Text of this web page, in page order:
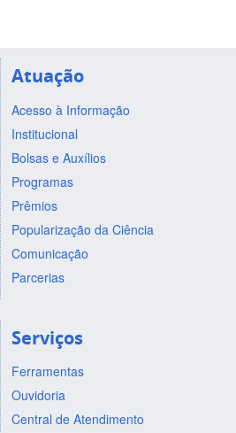
Atuação
Acesso à Informação
Institucional
Bolsas e Auxílios
Programas
Prêmios
Popularização da Ciência
Comunicação
Parcerias
Serviços
Ferramentas
Ouvidoria
Central de Atendimento